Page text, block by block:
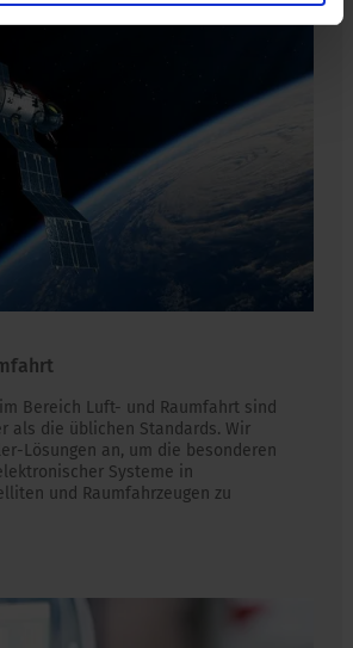
Bereich Luft- und Raumfahrt sind
als die üblichen Standards. Wir
Lösungen an, um die besonderen
Systeme in
und Raumfahrzeugen zu